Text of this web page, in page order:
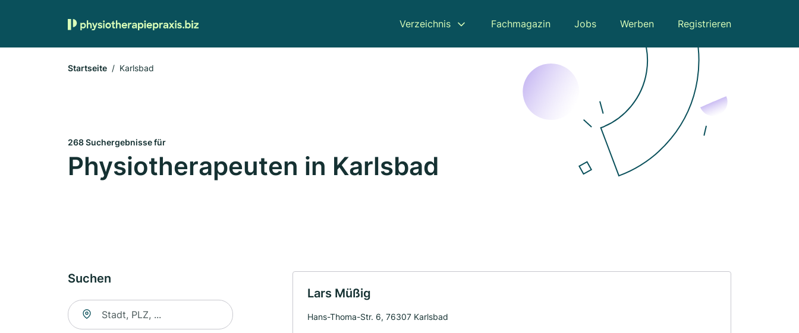
Verzeichnis Fachmagazin Jobs Werben Registrieren
Startseite Karlsbad
268 Suchergebnisse für
Physiotherapeuten in Karlsbad
Suchen
Suche nach Ort
Lars Müßig
Hans-Thoma-Str. 6, 76307 Karlsbad